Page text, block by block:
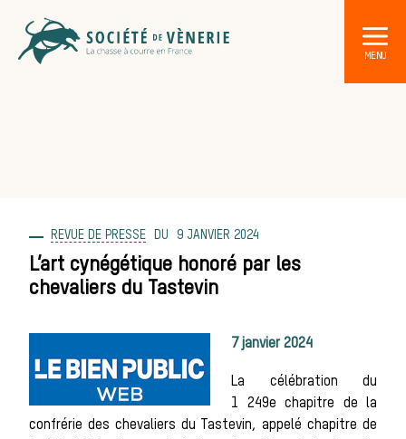
DÉCOUVRIR LA CHASSE À COURRE
Les acteurs de la vènerie
Les animaux
sauvages
REVUE DE PRESSE 9 JANVIER 2024
L’art cynégétique honoré par les
chevaliers du Tastevin
7 janvier 2024
La célébration du
1 249e chapitre de la
confrérie des chevaliers du Tastevin, appelé chapitre de